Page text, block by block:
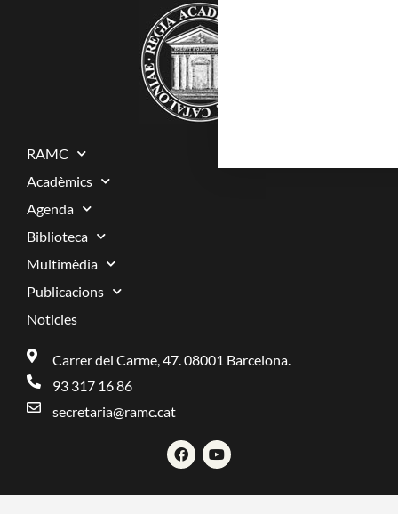
RAMC
Acadèmics
Agenda
Biblioteca
Multimèdia
Publicacions
Noticies
Carrer del Carme, 47. 08001 Barcelona.
93 317 16 86
secretaria@ramc.cat
F
a
c
Y
o
u